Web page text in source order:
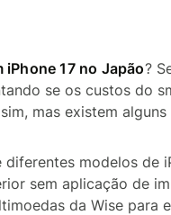
17 no Japão?
se os custos do
mas existem
modelos de
sem aplicação de
da Wise para